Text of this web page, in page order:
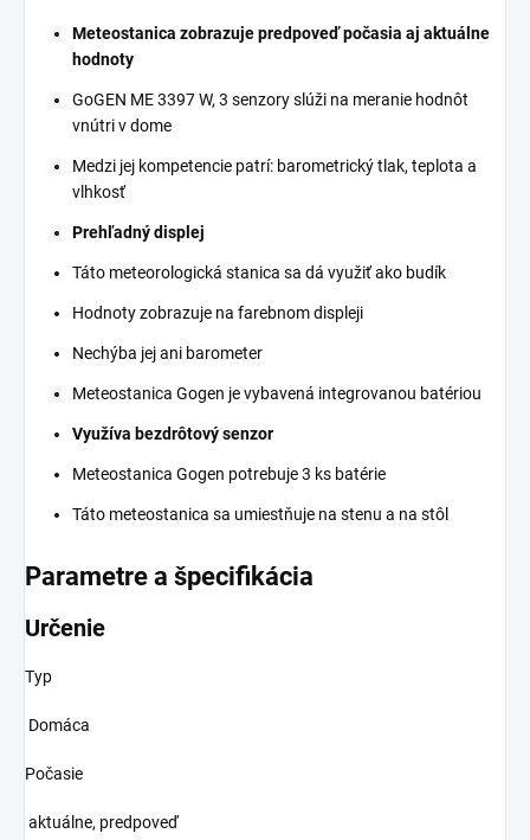
Meteostanica zobrazuje predpoveď počasia aj aktuálne
hodnoty
GoGEN ME 3397 W, 3 senzory slúži na meranie hodnôt
vnútri v dome
Medzi jej kompetencie patrí: barometrický tlak, teplota a
vlhkosť
Prehľadný displej
Táto meteorologická stanica sa dá využiť ako budík
Hodnoty zobrazuje na farebnom displeji
Nechýba jej ani barometer
Meteostanica Gogen je vybavená integrovanou batériou
Využíva bezdrôtový senzor
Meteostanica Gogen potrebuje 3 ks batérie
Táto meteostanica sa umiestňuje na stenu a na stôl
Parametre a špecifikácia
Určenie
Typ
Domáca
Počasie
aktuálne, predpoveď